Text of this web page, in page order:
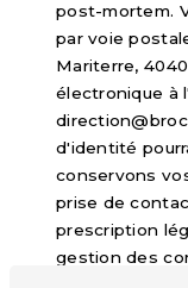
post-mortem.
par voie
Mariterre,
électronique à
d'identité
conservons
prise de
prescription
gestion des